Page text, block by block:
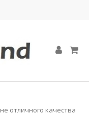
не отличного качества